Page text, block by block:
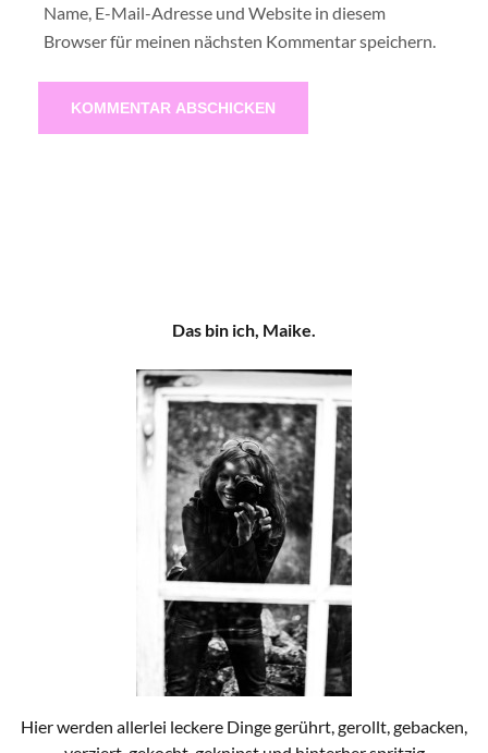
Name, E-Mail-Adresse und Website in diesem
Browser für meinen nächsten Kommentar speichern.
Das bin ich, Maike.
Hier werden allerlei leckere Dinge gerührt, gerollt, gebacken,